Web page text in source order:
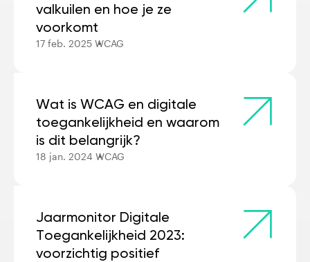
valkuilen en hoe je ze
voorkomt
17 feb. 2025 WCAG
Wat is WCAG en digitale
toegankelijkheid en waarom
is dit belangrijk?
18 jan. 2024 WCAG
Jaarmonitor Digitale
Toegankelijkheid 2023:
voorzichtig positief